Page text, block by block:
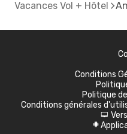
Vacances Vol + Hôtel
Conditions
Politique
Conditions générales
d
A